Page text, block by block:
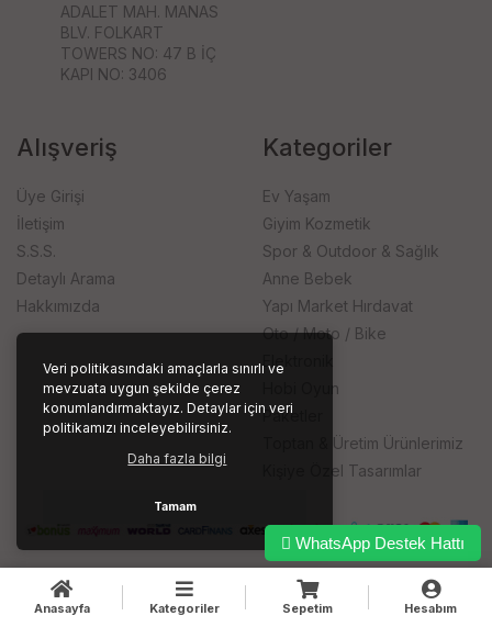
Veri politikasındaki amaçlarla sınırlı ve
mevzuata uygun şekilde çerez
konumlandırmaktayız. Detaylar için veri
politikamızı inceleyebilirsiniz.
Daha fazla bilgi
Tamam
ADALET MAH. MANAS
BLV. FOLKART
TOWERS NO: 47 B İÇ
KAPI NO: 3406
Alışveriş
Üye Girişi
İletişim
S.S.S.
Detaylı Arama
Hakkımızda
Kategoriler
Ev Yaşam
Giyim Kozmetik
Spor & Outdoor & Sağlık
Anne Bebek
Yapı Market Hırdavat
Oto / Moto / Bike
Hobi Oyun
Paketler
Toptan & Üretim Ürünlerimiz
Kişiye Özel Tasarımlar
Anasayfa Kategoriler Sepetim Hesabım
WhatsApp Destek Hattı